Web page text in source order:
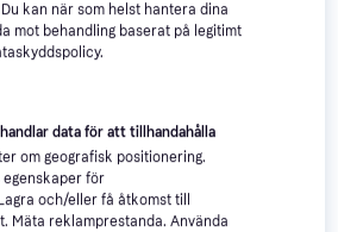
Werano Grön (Ponny)
Grimma
319 kr
3 butiker
kan när som helst hantera dina
mot behandling baserat på legitimt
data för att tillhandahålla
om geografisk positionering.
egenskaper för
och/eller få åtkomst till
Mäta reklamprestanda. Använda